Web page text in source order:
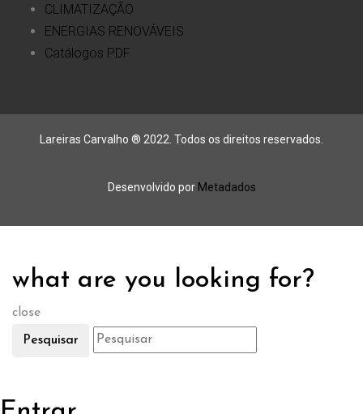
CLIMATIZAÇÃO
ENERGIAS RENOVÁVEIS
Catálogos PDF
Lareiras Carvalho ® 2022. Todos os direitos reservados.
Desenvolvido por Metadados
what are you looking for?
close
Pesquisar